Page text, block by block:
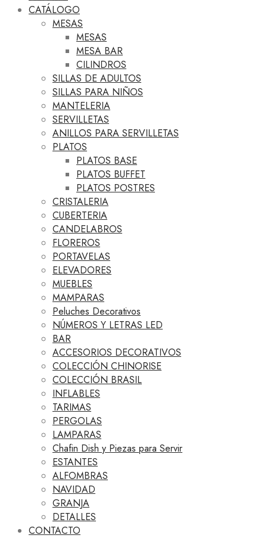
CATÁLOGO
MESAS
MESAS
MESA BAR
CILINDROS
SILLAS DE ADULTOS
SILLAS PARA NIÑOS
MANTELERIA
SERVILLETAS
ANILLOS PARA SERVILLETAS
PLATOS
PLATOS BASE
PLATOS BUFFET
PLATOS POSTRES
CRISTALERIA
CUBERTERIA
CANDELABROS
FLOREROS
PORTAVELAS
ELEVADORES
MUEBLES
MAMPARAS
Peluches Decorativos
NÚMEROS Y LETRAS LED
BAR
ACCESORIOS DECORATIVOS
COLECCIÓN CHINORISE
COLECCIÓN BRASIL
INFLABLES
TARIMAS
PERGOLAS
LAMPARAS
Chafin Dish y Piezas para Servir
ESTANTES
ALFOMBRAS
NAVIDAD
GRANJA
DETALLES
CONTACTO